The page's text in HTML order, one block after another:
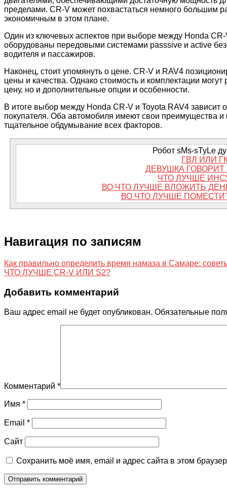
пределами. CR-V может похвастаться немного большим
экономичным в этом плане.
Один из ключевых аспектов при выборе между Honda
оборудованы передовыми системами passsive и active
водителя и пассажиров.
Наконец, стоит упомянуть о цене. CR-V и RAV4
цены и качества. Однако стоимость и комплектации
цену, но и дополнительные опции и особенности.
В итоге выбор между Honda CR-V и Toyota RAV4 зависит
покупателя. Оба автомобиля имеют свои преимущества
тщательное обдумывание всех факторов.
Робот sMs-sTyLe
ГВЛ ИЛИ
ДЕВУШКА
ЧТО ЛУЧШЕ
ВО ЧТО ЛУЧШЕ ВЛОЖИТЬ
ВО ЧТО ЛУЧШЕ
Навигация по записям
Как правильно определить время намаза в Самаре:
ЧТО ЛУЧШЕ CR-V ИЛИ S2?
Добавить комментарий
Ваш адрес email не будет опубликован. Обязательные
Комментарий *
Имя *
Email *
Сайт
Сохранить моё имя, email и адрес сайта в этом